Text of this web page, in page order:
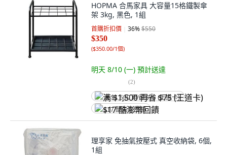
HOPMA 合馬家具 大容量15格鐵製傘
架 3kg, 黑色, 1組
首購折扣價 36%$550
$350
($350.00/1個)
明天 8/10 (一) 預計送達
(2)
满 $1,500 再省 $75 (王道卡)
$17 酷澎幣回饋
理享家 免抽氣按壓式 真空收納袋, 6個,
1組